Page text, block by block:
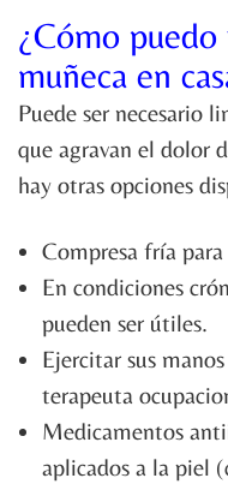
¿Cómo
muñeca en
Puede ser necesario
que agravan el dolor
hay otras opciones
Compresa fría para
En condiciones
pueden ser útiles.
Ejercitar sus
terapeuta
Medicamentos
aplicados a la piel